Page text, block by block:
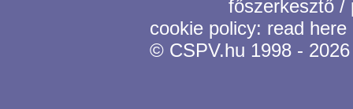
főszerkesztő
cookie policy: read here
© CSPV.hu 1998 - 2026